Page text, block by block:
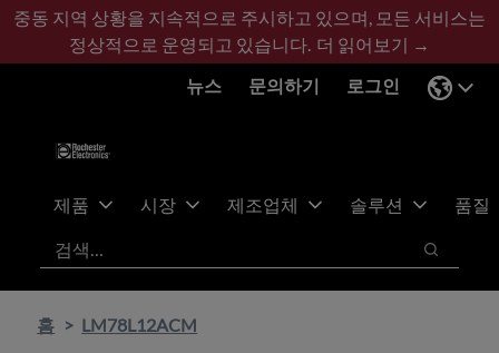
기
콘
바
글
중동 지역 상황을 지속적으로 주시하고 있으며, 모든 서비스는
정상적으로 운영되고 있습니다. 더 읽어보기 →
뉴스
문의하기 로그인
제품 시장 제조업체 솔루션
품질
검색
검색
홈 LM78L12ACM